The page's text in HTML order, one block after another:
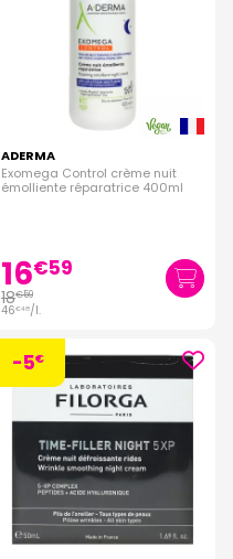
ADERMA
Exomega Control crème nuit
émolliente réparatrice 400ml
16€59
18€59
46€48/l.
-5€